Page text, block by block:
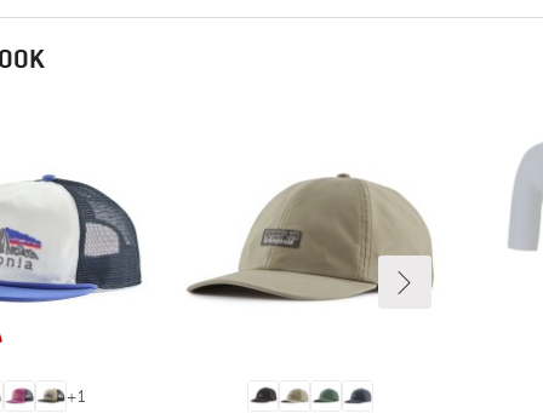
+1